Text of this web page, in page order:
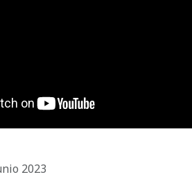
2023